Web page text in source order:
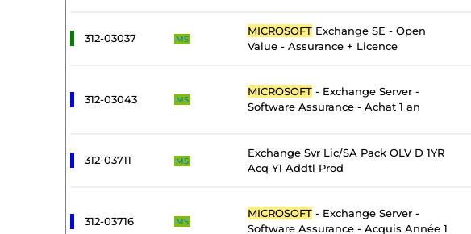
312-03037 MS
MICROSOFT Exchange SE - Open
Value - Assurance + Licence
312-03043 MS
MICROSOFT - Exchange Server -
Software Assurance - Achat 1 an
312-03711 MS
Exchange Svr Lic/SA Pack OLV D 1YR
Acq Y1 Addtl Prod
312-03716 MS
MICROSOFT - Exchange Server -
Software Assurance - Acquis Année 1